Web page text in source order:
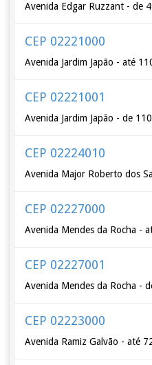
Avenida Edgar Ruzzant - de
CEP 02221000
Avenida Jardim Japão - até
CEP 02221001
Avenida Jardim Japão - de
CEP 02224010
Avenida Major Roberto dos
CEP 02227000
Avenida Mendes da Rocha -
CEP 02227001
Avenida Mendes da Rocha -
CEP 02223000
Avenida Ramiz Galvão - até